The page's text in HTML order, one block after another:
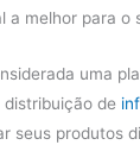
a melhor para o
uma
de
seus produtos